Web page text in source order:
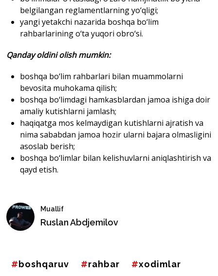
belgilangan reglamentlarning yo‘qligi;
yangi yetakchi nazarida boshqa bo‘lim
rahbarlarining o‘ta yuqori obro‘si.
Qanday oldini olish mumkin:
boshqa bo‘lim rahbarlari bilan muammolarni
bevosita muhokama qilish;
boshqa bo‘limdagi hamkasblardan jamoa ishiga doir
amaliy kutishlarni jamlash;
haqiqatga mos kelmaydigan kutishlarni ajratish va
nima sababdan jamoa hozir ularni bajara olmasligini
asoslab berish;
boshqa bo‘limlar bilan kelishuvlarni aniqlashtirish va
qayd etish.
Muallif
Ruslan Abdjemilov
boshqaruv rahbar xodimlar